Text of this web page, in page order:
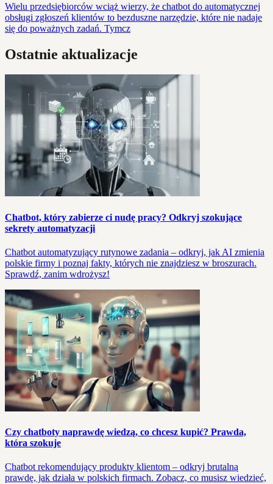
Wielu przedsiębiorców wciąż wierzy, że chatbot do automatycznej
obsługi zgłoszeń klientów to bezduszne narzędzie, które nie nadaje
się do poważnych zadań. Tymcz
Ostatnie aktualizacje
Chatbot, który zabierze ci nudę pracy? Odkryj szokujące
sekrety automatyzacji
Chatbot automatyzujący rutynowe zadania – odkryj, jak AI zmienia
polskie firmy i poznaj fakty, których nie znajdziesz w broszurach.
Sprawdź, zanim wdrożysz!
Czy chatboty naprawdę wiedzą, co chcesz kupić? Prawda,
która szokuje
Chatbot rekomendujący produkty klientom – odkryj brutalną
prawdę, jak działa w polskich firmach. Zobacz, co musisz wiedzieć,